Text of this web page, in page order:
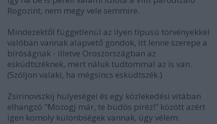
Rogozint, nem megy vele semmire.
Mindezektől függetlenül az ilyen típusú törvényekkel
valóban vannak alapvető gondok, itt lenne szerepe a
bíróságnak - illetve Oroszországban az
esküdtszéknek, mert náluk tudtommal az is van.
(Szóljon valaki, ha mégsincs esküdtszék.)
Zsirinovszkij hülyeségei és egy közlekedési vitában
elhangzó "Mozogj már, te büdös piréz!" között azért
igen komoly különbségek vannak, úgy vélem.